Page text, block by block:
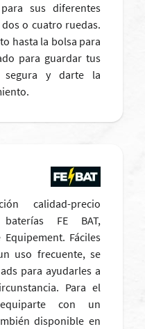
sus diferentes
o cuatro ruedas.
hasta la bolsa para
para guardar tus
segura y darte la
calidad-precio
FE BAT,
Fáciles
uso frecuente, se
para ayudarles a
Para el
con un
disponible en